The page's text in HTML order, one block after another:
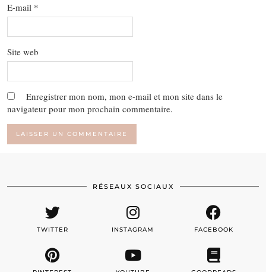
E-mail *
Site web
Enregistrer mon nom, mon e-mail et mon site dans le
navigateur pour mon prochain commentaire.
RÉSEAUX SOCIAUX
TWITTER INSTAGRAM FACEBOOK